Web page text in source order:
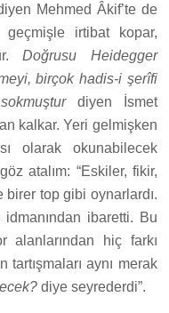
Mehmed Âkif’te de
geçmişle irtibat kopar,
Doğrusu Heidegger
birçok hadis-i şerîfi
diyen İsmet
kalkar. Yeri gelmişken
olarak okunabilecek
atalım: “Eskiler, fikir,
top gibi oynarlardı.
ibaretti. Bu
alanlarından hiç farkı
aynı merak
diye seyrederdi”.